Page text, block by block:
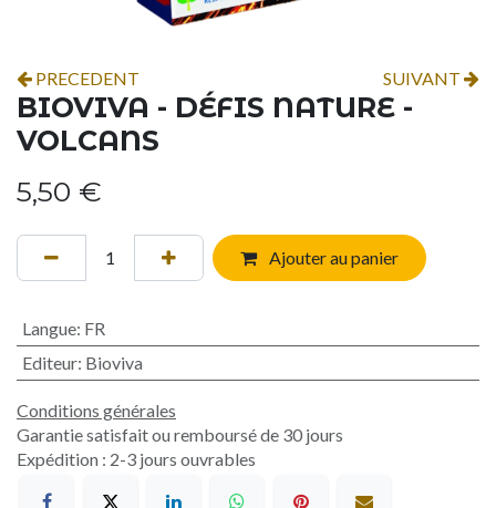
PRECEDENT SUIVANT
BIOVIVA - DÉFIS NATURE -
VOLCANS
5,50 €
Ajouter au panier
Langue: FR
Editeur: Bioviva
Conditions générales
Garantie satisfait ou remboursé de 30 jours
Expédition : 2-3 jours ouvrables